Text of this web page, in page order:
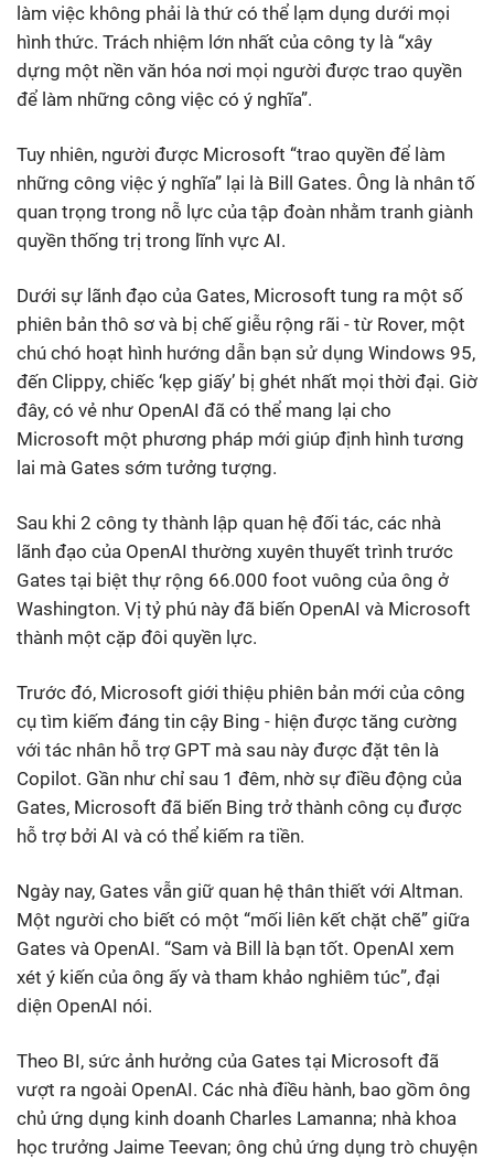
làm việc không phải là thứ có thể lạm dụng dưới mọi
hình thức. Trách nhiệm lớn nhất của công ty là “xây
dựng một nền văn hóa nơi mọi người được trao quyền
để làm những công việc có ý nghĩa”.
Tuy nhiên, người được Microsoft “trao quyền để làm
những công việc ý nghĩa” lại là Bill Gates. Ông là nhân tố
quan trọng trong nỗ lực của tập đoàn nhằm tranh giành
quyền thống trị trong lĩnh vực AI.
Dưới sự lãnh đạo của Gates, Microsoft tung ra một số
phiên bản thô sơ và bị chế giễu rộng rãi - từ Rover, một
chú chó hoạt hình hướng dẫn bạn sử dụng Windows 95,
đến Clippy, chiếc ‘kẹp giấy’ bị ghét nhất mọi thời đại. Giờ
đây, có vẻ như OpenAI đã có thể mang lại cho
Microsoft một phương pháp mới giúp định hình tương
lai mà Gates sớm tưởng tượng.
Sau khi 2 công ty thành lập quan hệ đối tác, các nhà
lãnh đạo của OpenAI thường xuyên thuyết trình trước
Gates tại biệt thự rộng 66.000 foot vuông của ông ở
Washington. Vị tỷ phú này đã biến OpenAI và Microsoft
thành một cặp đôi quyền lực.
Trước đó, Microsoft giới thiệu phiên bản mới của công
cụ tìm kiếm đáng tin cậy Bing - hiện được tăng cường
với tác nhân hỗ trợ GPT mà sau này được đặt tên là
Copilot. Gần như chỉ sau 1 đêm, nhờ sự điều động của
Gates, Microsoft đã biến Bing trở thành công cụ được
hỗ trợ bởi AI và có thể kiếm ra tiền.
Ngày nay, Gates vẫn giữ quan hệ thân thiết với Altman.
Một người cho biết có một “mối liên kết chặt chẽ” giữa
Gates và OpenAI. “Sam và Bill là bạn tốt. OpenAI xem
xét ý kiến của ông ấy và tham khảo nghiêm túc”, đại
diện OpenAI nói.
Theo BI, sức ảnh hưởng của Gates tại Microsoft đã
vượt ra ngoài OpenAI. Các nhà điều hành, bao gồm ông
chủ ứng dụng kinh doanh Charles Lamanna; nhà khoa
học trưởng Jaime Teevan; ông chủ ứng dụng trò chuyện